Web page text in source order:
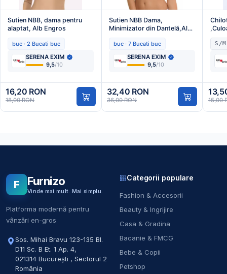
Sutien NBB, dama pentru
alaptat, Alb Engros
buc · 2 Bucati buc
SERENA EXIM
9,5/10
16,20 RON
18,00 RON
Sutien NBB Dama,
Minimizator din Dantelă,Alb
buc · 7 Bucati buc
SERENA EXIM
9,5/10
32,40 RON
36,00 RON
S/
15,00
F Furnizo
Vinde mai mult. Mai simplu.
Platforma modernă pentru
vânzări en-gros
Sos. Mihai Bravu 123-135 Bl.
D11 Sc. B Et. 1 Ap. 4,
021314 București , Sectorul 2
România
Categorii populare
Fashion & Accesorii
Beauty & Ingrijire
Casa & Gradina
Bacanie & FMCG
Bebe & Copii
Petshop